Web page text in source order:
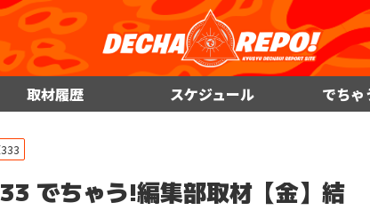
取材履歴 スケジュール でち
でちゃう!編集部取材【金】結